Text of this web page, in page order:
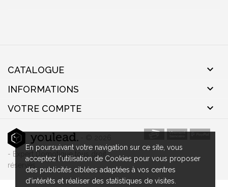
En poursuivant votre navigation sur ce site, vous
acceptez l'utilisation de Cookies pour vous proposer
des publicités ciblées adaptées à vos centres
d'intérêts et réaliser des statistiques de visites.
CATALOGUE 
INFORMATIONS 
VOTRE COMPTE 
- Expert Domotique tous droit
réservés